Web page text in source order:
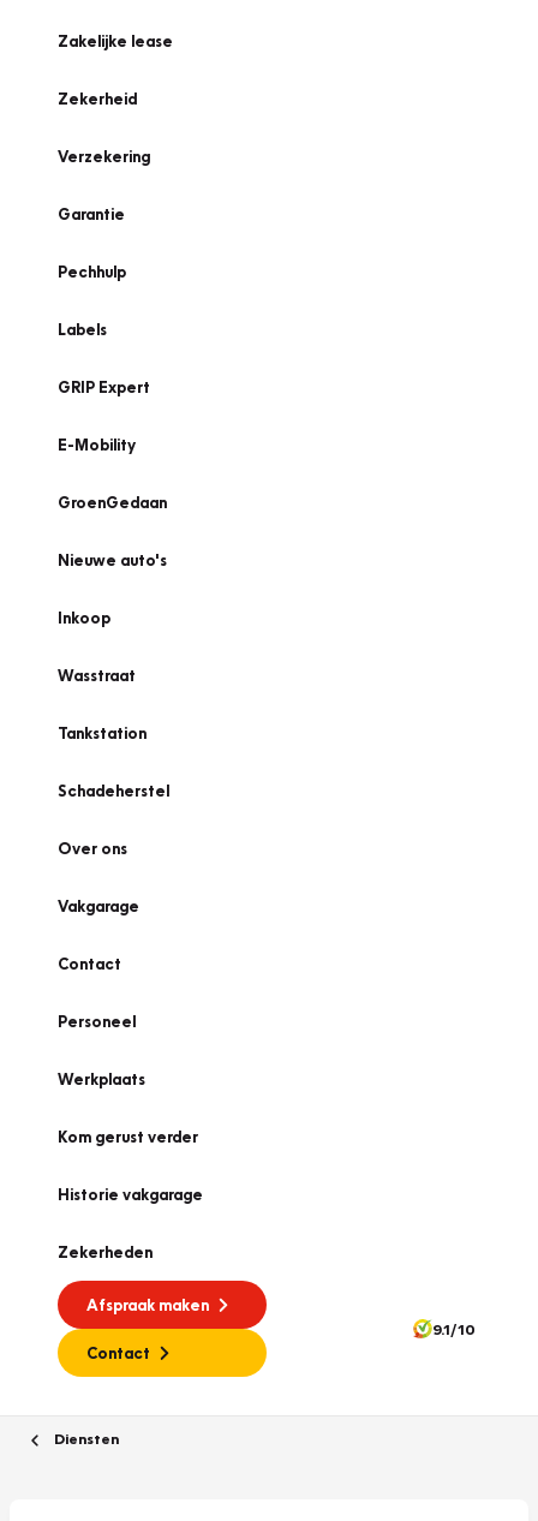
Zakelijke lease
Zekerheid
Verzekering
Garantie
Pechhulp
Labels
GRIP Expert
E-Mobility
GroenGedaan
Nieuwe auto's
Inkoop
Wasstraat
Tankstation
Schadeherstel
Over ons
Vakgarage
Contact
Personeel
Werkplaats
Kom gerust verder
Historie vakgarage
Zekerheden
Afspraak maken
Contact
9.1/10
Diensten